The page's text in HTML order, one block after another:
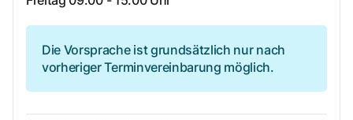
Die Vorsprache ist grundsätzlich nur nach
vorheriger Terminvereinbarung möglich.